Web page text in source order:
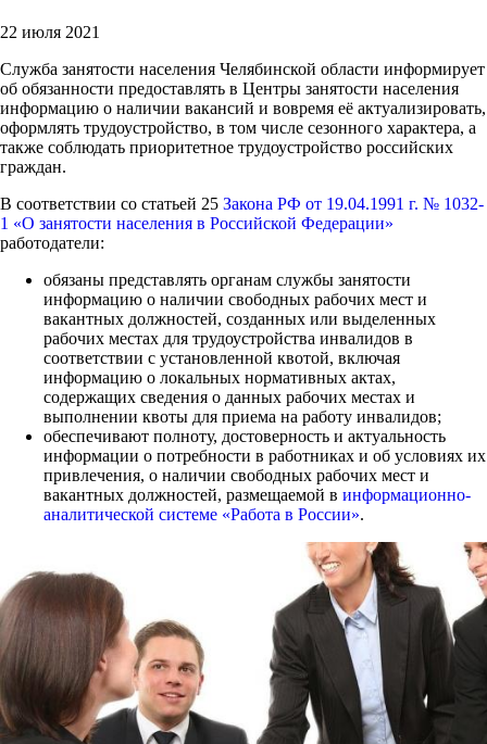
22 июля 2021
Служба занятости населения Челябинской области информирует
об обязанности предоставлять в Центры занятости населения
информацию о наличии вакансий и вовремя её актуализировать,
оформлять трудоустройство, в том числе сезонного характера, а
также соблюдать приоритетное трудоустройство российских
граждан.
В соответствии со статьей 25 Закона РФ от 19.04.1991 г. № 1032-
1 «О занятости населения в Российской Федерации»
работодатели:
обязаны представлять органам службы занятости
информацию о наличии свободных рабочих мест и
вакантных должностей, созданных или выделенных
рабочих местах для трудоустройства инвалидов в
соответствии с установленной квотой, включая
информацию о локальных нормативных актах,
содержащих сведения о данных рабочих местах и
выполнении квоты для приема на работу инвалидов;
обеспечивают полноту, достоверность и актуальность
информации о потребности в работниках и об условиях их
привлечения, о наличии свободных рабочих мест и
вакантных должностей, размещаемой в информационно-
аналитической системе «Работа в России».